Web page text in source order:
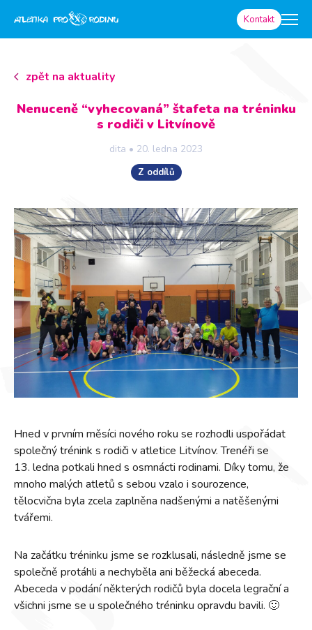
Kontakt
zpět na aktuality
Nenuceně “vyhecovaná” štafeta na tréninku
s rodiči v Litvínově
dita • 20. ledna 2023
Z oddílů
Hned v prvním měsíci nového roku se rozhodli uspořádat
společný trénink s rodiči v atletice Litvínov. Trenéři se
13. ledna potkali hned s osmnácti rodinami. Díky tomu, že
mnoho malých atletů s sebou vzalo i sourozence,
tělocvična byla zcela zaplněna nadšenými a natěšenými
tvářemi.
Na začátku tréninku jsme se rozklusali, následně jsme se
společně protáhli a nechyběla ani běžecká abeceda.
Abeceda v podání některých rodičů byla docela legrační a
všichni jsme se u společného tréninku opravdu bavili. 🙂